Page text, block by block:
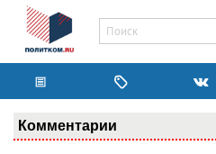
Комментарии